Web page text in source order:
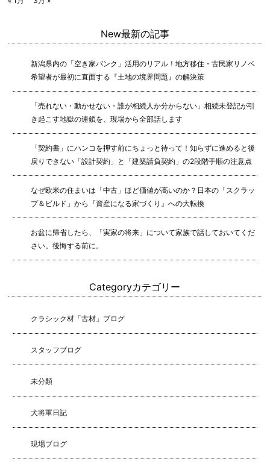
New最新の記事
新潟県内の「空き家バンク」活用のリアル！地方移住・古民家リノベ
希望者が最初に直面する『土地の境界問題』の解決策
「売れない・動かせない・誰が相続人か分からない」相続未登記が引
き起こす地獄の連鎖を、現場から全部話します
「契約書」にハンコを押す前にちょっと待って！知らずに進めると後
戻りできない「設計契約」と「建築請負契約」の2段階手順の注意点
なぜ欧米の住まいは「中古」ほど価値が高いのか？日本の「スクラッ
プ＆ビルド」から『資産になる家づくり』への大転換
お盆に帰省したら、「実家の将来」について家族で話しておいてくだ
さい。後悔する前に。
Categoryカテゴリー
クラシック材「古材」ブログ
スタッフブログ
未分類
犬将軍日記
現場ブログ